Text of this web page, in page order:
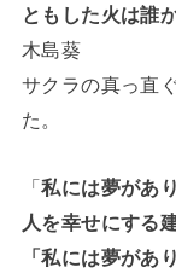
ともした火は誰
木島葵
サクラの真っ直
た。
「私には夢があ
人を幸せにする
「私には夢があ